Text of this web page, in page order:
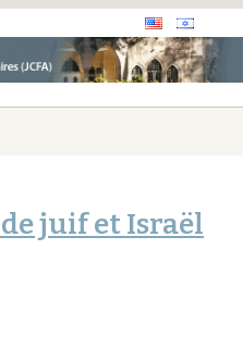
juif et Israël